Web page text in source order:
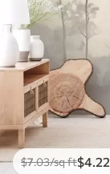
$7.03/sq ft$4 .22